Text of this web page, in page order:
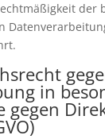
der
in
gegen